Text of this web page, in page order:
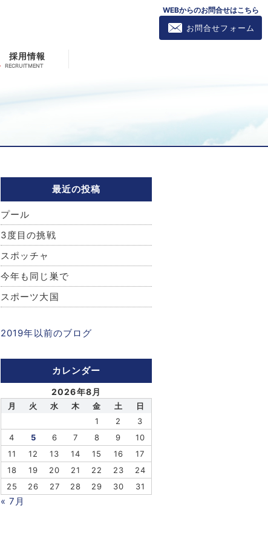
WEBからのお問合せはこちら
お問合せフォーム
採用情報
最近の投稿
プール
3度目の挑戦
スポッチャ
今年も同じ巣で
スポーツ大国
2019年以前のブログ
カレンダー
2026年8月
月 火 水 木 金 土
日
1
2
3
4
5 6 7 8 9
10
11
12 13 14 15 16
17
18
19 20 21 22 23
24
25
26 27 28 29 30 31
« 7月